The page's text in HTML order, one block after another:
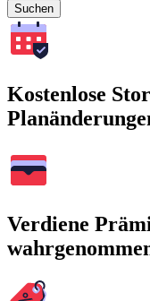
Suchen
Kostenlose
Verdiene